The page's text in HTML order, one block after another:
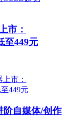
市：
至449元
自媒体/创作